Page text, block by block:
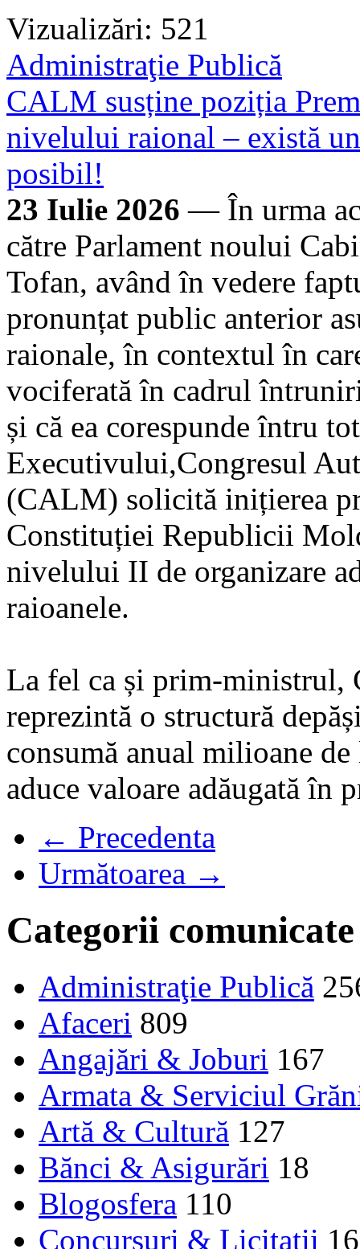
Vizualizări: 521
Administraţie Publică
CALM susține poziția
nivelului raional – există
posibil!
23 Iulie 2026 — În urma
către Parlament noului
Tofan, având în vedere
pronunțat public anterior
raionale, în contextul în
vociferată în cadrul
și că ea corespunde întru
Executivului,Congresul
(CALM) solicită inițierea
Constituției Republicii
nivelului II de organizare
raioanele.
La fel ca și prim-ministrul,
reprezintă o structură
consumă anual milioane
aduce valoare adăugată în
← Precedenta
Următoarea →
Categorii comunicate
Administraţie Publică
Afaceri 809
Angajări & Joburi 167
Armata & Serviciul
Artă & Cultură 127
Bănci & Asigurări 18
Blogosfera 110
Concursuri & Licitații 16